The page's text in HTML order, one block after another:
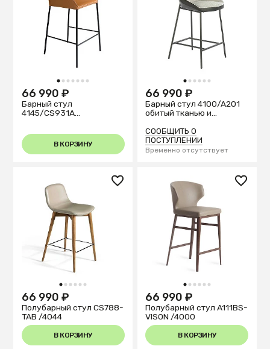
1 2 3 4 5 6 7
66 990 ₽
Барный стул
4145/CS931A
В КОРЗИНУ
1 2 3 4 5 6
66 990 ₽
Барный стул 4100/A201
обитый тканью и
СООБЩИТЬ О
ПОСТУПЛЕНИИ
Временно отсутствует
1 2 3 4 5 6
66 990 ₽
Полубарный стул CS788-
TAB /4044
В КОРЗИНУ
1 2 3 4 5 6
66 990 ₽
Полубарный стул A111BS-
VISON /4000
В КОРЗИНУ